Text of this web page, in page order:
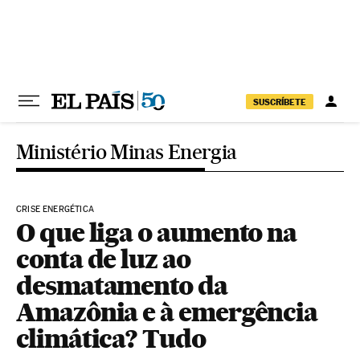
SUSCRÍBETE
Ministério Minas Energia
CRISE ENERGÉTICA
O que liga o aumento na
conta de luz ao
desmatamento da
Amazônia e à emergência
climática? Tudo